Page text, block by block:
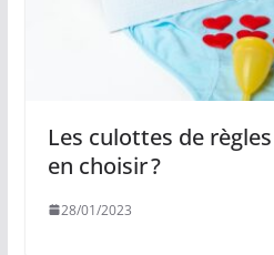
Les culottes de
en choisir ?
28/01/2023